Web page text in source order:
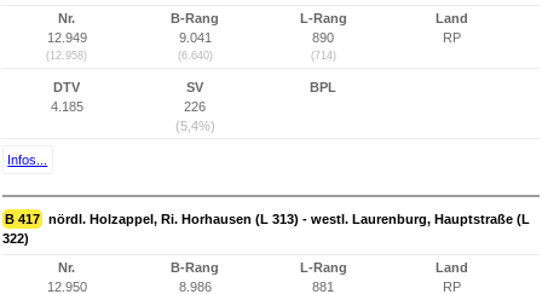
Nr.
12.949
(12.958)
B-Rang
9.041
(6.640)
L-Rang
890
(714)
Land
RP
DTV
4.185
SV
226
(5,4%)
BPL
Infos...
B 417 nördl. Holzappel, Ri. Horhausen (L 313) - westl. Laurenburg, Hauptstraße (L
322)
Nr.
12.950
B-Rang
8.986
L-Rang
881
Land
RP